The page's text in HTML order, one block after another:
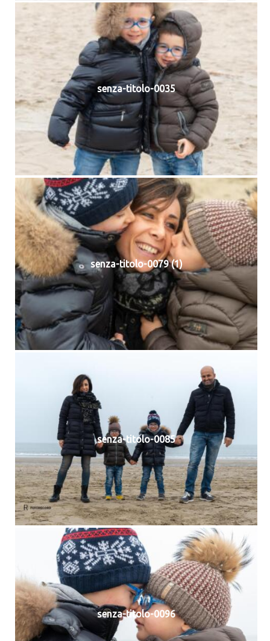
senza-titolo-0035
senza-titolo-0079 (1)
senza-titolo-0085
senza-titolo-0096